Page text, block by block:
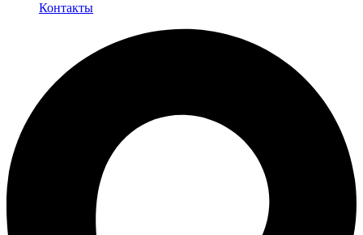
Контакты